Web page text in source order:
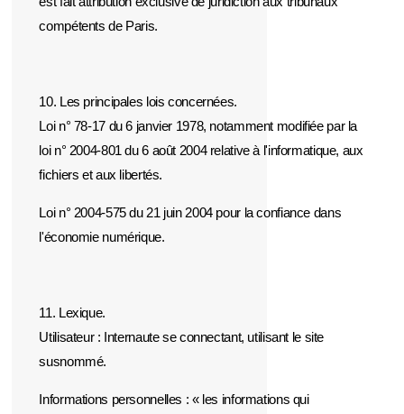
compétents de Paris.
10. Les principales lois concernées.
Loi n° 78-17 du 6 janvier 1978, notamment modifiée par la
loi n° 2004-801 du 6 août 2004 relative à l'informatique, aux
fichiers et aux libertés.
Loi n° 2004-575 du 21 juin 2004 pour la confiance dans
l'économie numérique.
11. Lexique.
Utilisateur : Internaute se connectant, utilisant le site
susnommé.
Informations personnelles : « les informations qui